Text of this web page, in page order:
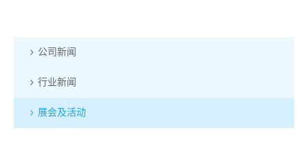
公司新闻
行业新闻
展会及活动